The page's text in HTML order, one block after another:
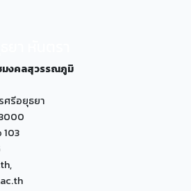
มงคลสุวรรณภูมิ
ศรีอยุธยา
103